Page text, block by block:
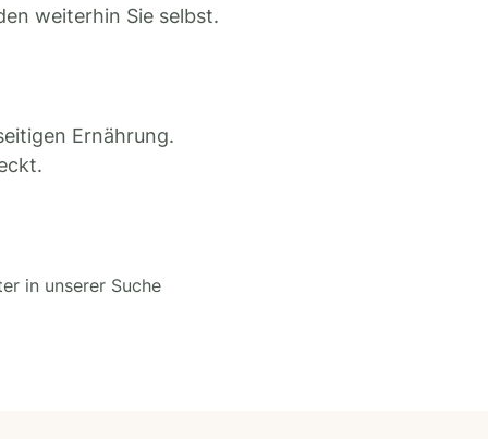
weiterhin Sie selbst.
Ernährung.
in unserer Suche